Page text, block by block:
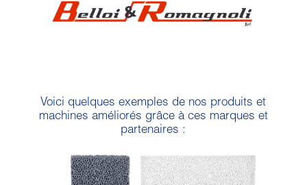
Voici quelques exemples de nos produits et
machines améliorés grâce à ces marques et
partenaires :